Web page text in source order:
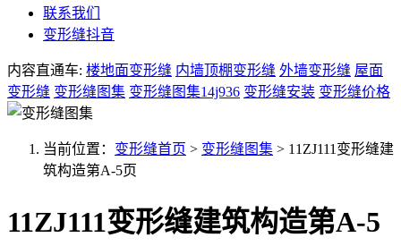
联系我们
变形缝抖音
内容直通车: 楼地面变形缝 内墙顶棚变形缝 外墙变形缝 屋面
变形缝 变形缝图集 变形缝图集14j936 变形缝安装 变形缝价格
当前位置： 变形缝首页 > 变形缝图集 > 11ZJ111变形缝建
筑构造第A-5页
11ZJ111变形缝建筑构造第A-5